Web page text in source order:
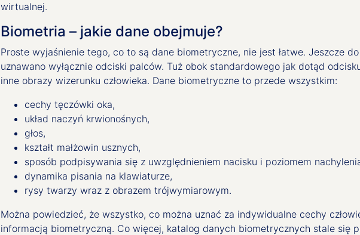
wirtualnej.
Biometria – jakie dane obejmuje?
Proste wyjaśnienie tego, co to są dane biometryczne, nie jest łatwe. Jeszcze
uznawano wyłącznie odciski palców. Tuż obok standardowego jak dotąd
inne obrazy wizerunku człowieka. Dane biometryczne to przede wszystkim:
cechy tęczówki oka,
układ naczyń krwionośnych,
głos,
kształt małżowin usznych,
sposób podpisywania się z uwzględnieniem nacisku i poziomem
dynamika pisania na klawiaturze,
rysy twarzy wraz z obrazem trójwymiarowym.
Można powiedzieć, że wszystko, co można uznać za indywidualne cechy
informacją biometryczną. Co więcej, katalog danych biometrycznych stale się